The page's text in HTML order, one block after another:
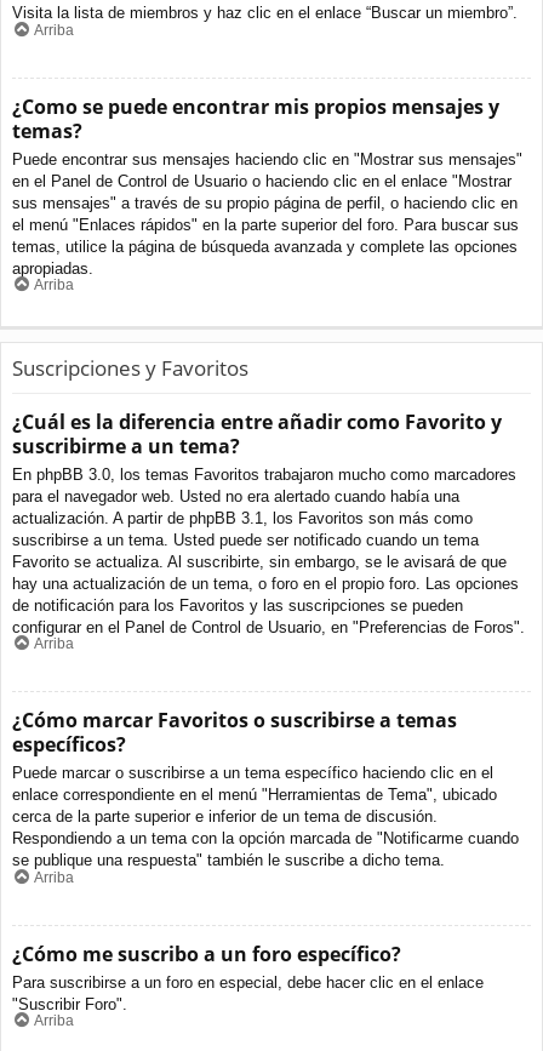
Visita la lista de miembros y haz clic en el enlace “Buscar un miembro”.
Arriba
¿Como se puede encontrar mis propios mensajes y
temas?
Puede encontrar sus mensajes haciendo clic en "Mostrar sus mensajes"
en el Panel de Control de Usuario o haciendo clic en el enlace "Mostrar
sus mensajes" a través de su propio página de perfil, o haciendo clic en
el menú "Enlaces rápidos" en la parte superior del foro. Para buscar sus
temas, utilice la página de búsqueda avanzada y complete las opciones
apropiadas.
Arriba
Suscripciones y Favoritos
¿Cuál es la diferencia entre añadir como Favorito y
suscribirme a un tema?
En phpBB 3.0, los temas Favoritos trabajaron mucho como marcadores
para el navegador web. Usted no era alertado cuando había una
actualización. A partir de phpBB 3.1, los Favoritos son más como
suscribirse a un tema. Usted puede ser notificado cuando un tema
Favorito se actualiza. Al suscribirte, sin embargo, se le avisará de que
hay una actualización de un tema, o foro en el propio foro. Las opciones
de notificación para los Favoritos y las suscripciones se pueden
configurar en el Panel de Control de Usuario, en "Preferencias de Foros".
Arriba
¿Cómo marcar Favoritos o suscribirse a temas
específicos?
Puede marcar o suscribirse a un tema específico haciendo clic en el
enlace correspondiente en el menú "Herramientas de Tema", ubicado
cerca de la parte superior e inferior de un tema de discusión.
Respondiendo a un tema con la opción marcada de "Notificarme cuando
se publique una respuesta" también le suscribe a dicho tema.
Arriba
¿Cómo me suscribo a un foro específico?
Para suscribirse a un foro en especial, debe hacer clic en el enlace
"Suscribir Foro".
Arriba